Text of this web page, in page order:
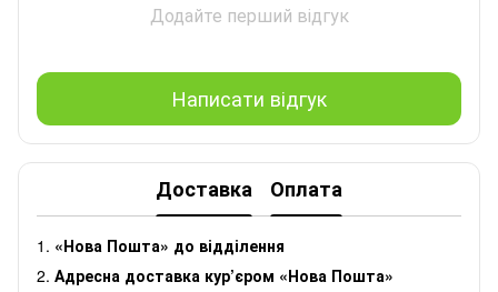
Додайте перший відгук
Написати відгук
Доставка Оплата
1. «Нова Пошта» до відділення
2. Адресна доставка кур’єром «Нова Пошта»